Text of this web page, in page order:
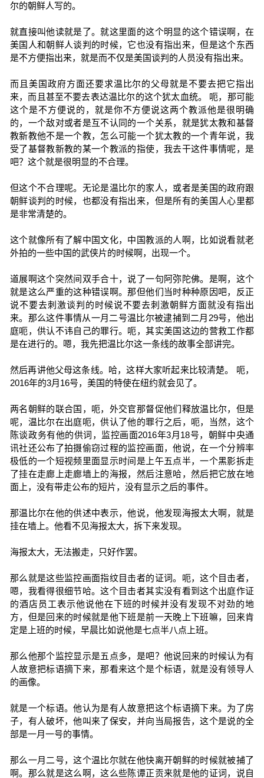
尔的朝鲜人写的。
就直接叫他读就是了。就这里面的这个明显的这个错误啊，在
美国人和朝鲜人谈判的时候，它也没有指出来，但是这个东西
是不方便指出来，就是而不仅是美国谈判的人员没有指出来。
而且美国政府方面还要求温比尔的父母就是不要去把它指出
来，而且甚至不要去表达温比尔的这个犹太血统。 呃，那可能
这个是不方便说的，就是你不方便说这两个教派他是很明确
的，一个敌对或者是互不认同的一个关系，就是犹太教和基督
教新教他不是一个教，怎么可能一个犹太教的一个青年说，我
受了基督教新教的某一个教派的指使，我去干这件事情呢，是
吧？这个就是很明显的不合理。
但这个不合理呢。无论是温比尔的家人，或者是美国的政府跟
朝鲜谈判的时候，也都没有指出来，但是所有的美国人心里都
是非常清楚的。
这个就像所有了解中国文化，中国教派的人啊，比如说看就老
外拍的一些中国的武侠片的时候啊，出现一个。
道展啊这个突然间双手合十，说了一句阿弥陀佛。是啊，这个
就是这么严重的这种错误啊。那但他们当时种种原因吧，反正
说不要去刺激谈判的时候说不要去刺激朝鲜方面就没有指出
来。那么这件事情从一月二号温比尔被逮捕到二月29号，他出
庭呃，供认不讳自己的罪行。呃，其实美国这边的营救工作都
是在进行的。嗯，我先把温比尔这一条线的故事全部讲完。
然后再讲他父母这条线。哈，这样大家听起来比较清楚。 呃，
2016年的3月16号，美国的特使在纽约就会见了。
两名朝鲜的联合国，呃，外交官那督促他们释放温比尔，但是
呢，温比尔在出庭呃，供认了他的罪行之后，呃，当然，这个
陈谈政务有他的供词，监控画面2016年3月18号，朝鲜中央通
讯社还公布了拍摄偷窃过程的监控画面，他说，在一个分辨率
极低的一个短视频里面显示时间是上午五点半，一个黑影拆走
了挂在走廊上走廊墙上的海报，然后注意哈，然后把它放在地
面上，没有带走公布的短片，没有显示之后的事件。
那温比尔在他的供述中表示，他说，他发现海报太大啊，就是
挂在墙上。他看不见海报太大，拆下来发现。
海报太大，无法搬走，只好作罢。
那么就是这些监控画面指纹目击者的证词。呃，这个目击者，
嗯，我看得很细节哈。这个目击者其实没有看到这个出庭作证
的酒店员工表示他说他在下班的时候并没有发现不对劲的地
方，但是回来的时候就是他下班是前一天晚上下班嘛，回来肯
定是上班的时候，早晨比如说他是七点半八点上班。
那么他那个监控显示是五点多，是吧？他说回来的时候认为有
人故意把标语摘下来，那看来这个是个标语，就是没有领导人
的画像。
就是一个标语。他认为是有人故意把这个标语摘下来。为了房
子，有人破坏，他叫来了保安，并向当局报告，这个是说的全
部是一月一号的事情。
那么一月二号，这个温比尔就在他快离开朝鲜的时候就被捕了
啊。那么就是这么啊，这么些陈谭正贡来就是他的证词，说自